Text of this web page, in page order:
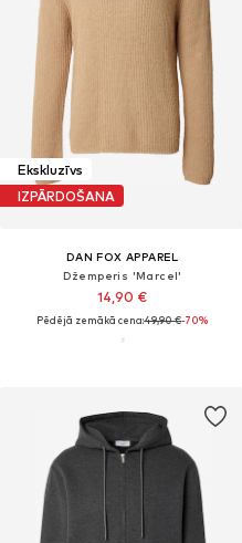
Ekskluzīvs
IZPĀRDOŠANA
DAN FOX APPAREL
Džemperis 'Marcel'
14,90 €
Pēdējā zemākā cena:49,90 €-70%